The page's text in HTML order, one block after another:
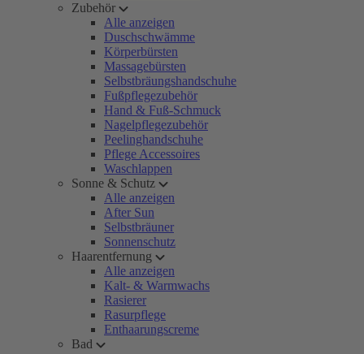
Zubehör
Alle anzeigen
Duschschwämme
Körperbürsten
Massagebürsten
Selbstbräungshandschuhe
Fußpflegezubehör
Hand & Fuß-Schmuck
Nagelpflegezubehör
Peelinghandschuhe
Pflege Accessoires
Waschlappen
Sonne & Schutz
Alle anzeigen
After Sun
Selbstbräuner
Sonnenschutz
Haarentfernung
Alle anzeigen
Kalt- & Warmwachs
Rasierer
Rasurpflege
Enthaarungscreme
Bad